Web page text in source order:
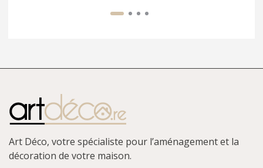
Art Déco, votre spécialiste pour l’aménagement et la
décoration de votre maison.